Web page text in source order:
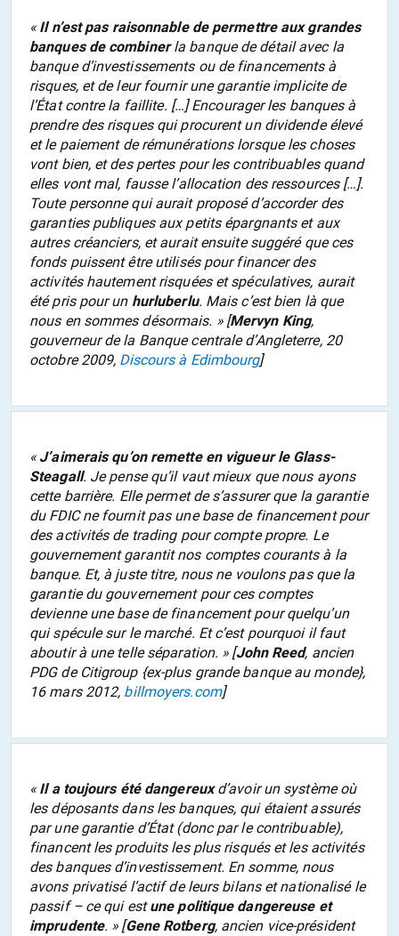
«Il n’est pas raisonnable de permettre aux grandes
banques de combinerla banque de détail avec la
banque d’investissements ou de financements à
risques, et de leur fournir une garantie implicite de
l’État contre la faillite. […] Encourager les banques à
prendre des risques qui procurent un dividende élevé
et le paiement de rémunérations lorsque les choses
vont bien, et des pertes pour les contribuables quand
elles vont mal, fausse l’allocation des ressources […].
Toute personne qui aurait proposé d’accorder des
garanties publiques aux petits épargnants et aux
autres créanciers, et aurait ensuite suggéré que ces
fonds puissent être utilisés pour financer des
activités hautement risquées et spéculatives, aurait
été pris pour un hurluberlu. Mais c’est bien là que
nous en sommes désormais. » [Mervyn King,
gouverneur de la Banque centrale d’Angleterre, 20
octobre 2009, Discours à Edimbourg]
«J’aimerais qu’on remette en vigueur le Glass-
Steagall. Je pense qu’il vaut mieux que nous ayons
cette barrière. Elle permet de s’assurer que la garantie
du FDIC ne fournit pas une base de financement pour
des activités de trading pour compte propre. Le
gouvernement garantit nos comptes courants à la
banque. Et, à juste titre, nous ne voulons pas que la
garantie du gouvernement pour ces comptes
devienne une base de financement pour quelqu’un
qui spécule sur le marché. Et c’est pourquoi il faut
aboutir à une telle séparation. » [John Reed, ancien
PDG de Citigroup {ex-plus grande banque au monde},
16 mars 2012, billmoyers.com]
«Il a toujours été dangereuxd’avoir un système où
les déposants dans les banques, qui étaient assurés
par une garantie d’État (donc par le contribuable),
financent les produits les plus risqués et les activités
des banques d’investissement. En somme, nous
avons privatisé l’actif de leurs bilans et nationalisé le
passif – ce qui estune politique dangereuse et
imprudente. » [Gene Rotberg, ancien vice-président